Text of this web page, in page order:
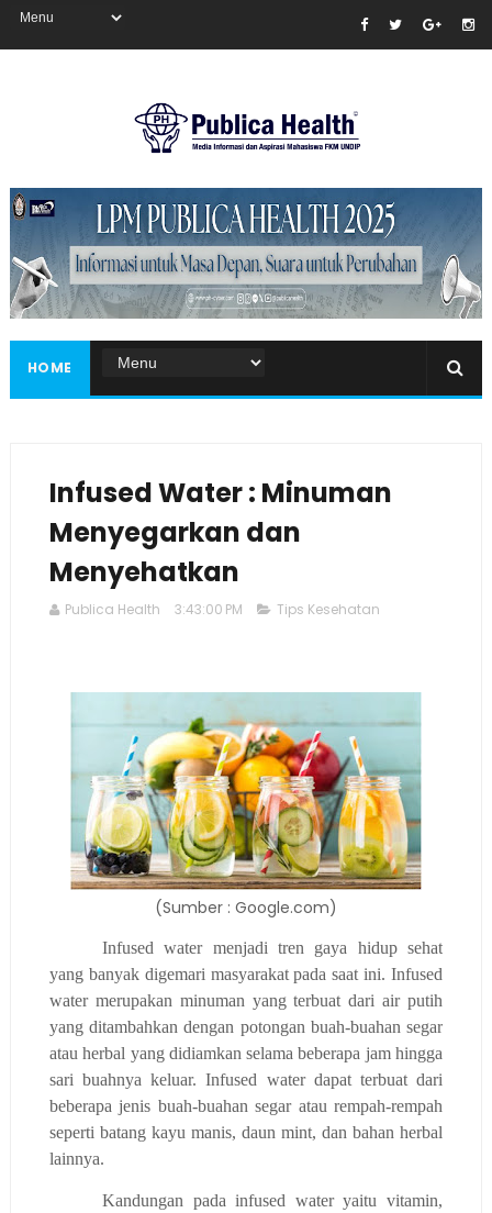
Masukkan iklan disini!
HOME
Infused Water : Minuman
Menyegarkan dan
Menyehatkan
Publica Health 3:43:00 PM Tips Kesehatan
(Sumber : Google.com)
Infused water menjadi tren gaya hidup sehat
yang banyak digemari masyarakat pada saat ini. Infused
water merupakan minuman yang terbuat dari air putih
yang ditambahkan dengan potongan buah-buahan segar
atau herbal yang didiamkan selama beberapa jam hingga
sari buahnya keluar. Infused water dapat terbuat dari
beberapa jenis buah-buahan segar atau rempah-rempah
seperti batang kayu manis, daun mint, dan bahan herbal
lainnya.
Kandungan pada infused water yaitu vitamin,